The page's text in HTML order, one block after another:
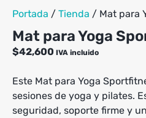
Portada / Tienda / Mat para
Mat para Yoga
$42,600 IVA incluido
Este Mat para Yoga
sesiones de yoga y pilates.
seguridad, soporte firme y